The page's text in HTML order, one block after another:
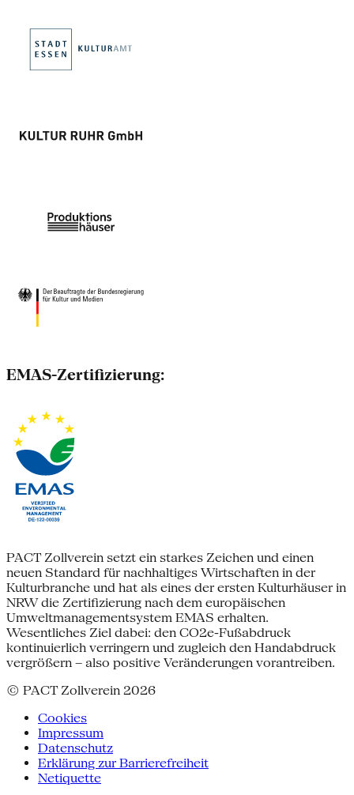
EMAS-Zertifizierung:
PACT Zollverein setzt ein starkes Zeichen und einen
neuen Standard für nachhaltiges Wirtschaften in der
Kulturbranche und hat als eines der ersten Kulturhäuser in
NRW die Zertifizierung nach dem europäischen
Umweltmanagementsystem EMAS erhalten.
Wesentliches Ziel dabei: den CO2e-Fußabdruck
kontinuierlich verringern und zugleich den Handabdruck
vergrößern – also positive Veränderungen vorantreiben.
© PACT Zollverein 2026
Cookies
Impressum
Datenschutz
Erklärung zur Barrierefreiheit
Netiquette